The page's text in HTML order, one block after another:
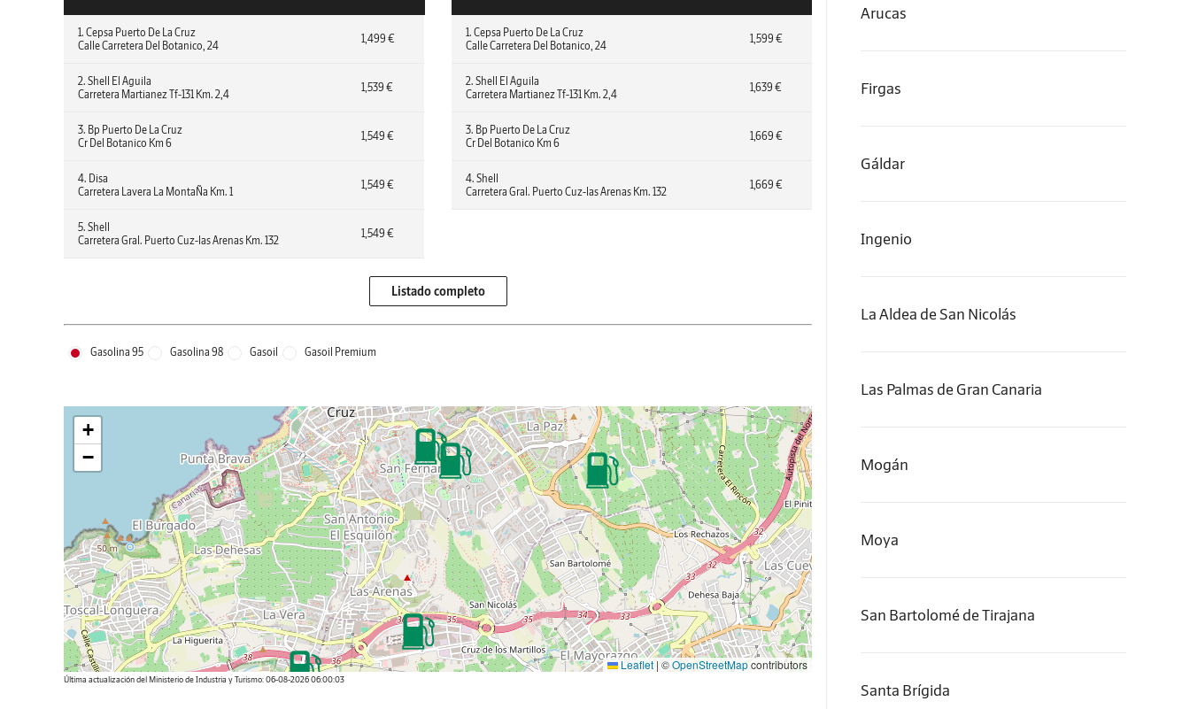
1. Cepsa Puerto De La Cruz
Calle Carretera Del Botanico, 24
1,499 €
2. Shell El Aguila
Carretera Martianez Tf-131 Km. 2,4
1,539 €
3. Bp Puerto De La Cruz
Cr Del Botanico Km 6
1,549 €
4. Disa
Carretera Lavera La MontaÑa Km. 1
1,549 €
5. Shell
Carretera Gral. Puerto Cuz-las Arenas Km. 132
1,549 €
1. Cepsa Puerto De La Cruz
Calle Carretera Del Botanico, 24
1,599 €
2. Shell El Aguila
Carretera Martianez Tf-131 Km. 2,4
1,639 €
3. Bp Puerto De La Cruz
Cr Del Botanico Km 6
1,669 €
4. Shell
Carretera Gral. Puerto Cuz-las Arenas Km. 132
1,669 €
Listado completo
Gasolina 95 Gasolina 98 Gasoil Gasoil Premium
+
−
Leaflet | ©OpenStreetMapcontributors
Última actualización del Ministerio de Industria y Turismo: 06-08-2026 06:00:03
Arucas
Firgas
Gáldar
Ingenio
La Aldea de San Nicolás
Las Palmas de Gran Canaria
Mogán
Moya
San Bartolomé de Tirajana
Santa Brígida